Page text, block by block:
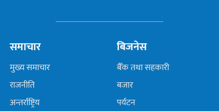
समाचार
मुख्य समाचार
राजनीति
अन्तर्राष्ट्रिय
बिजनेस
बैँक तथा सहकारी
बजार
पर्यटन